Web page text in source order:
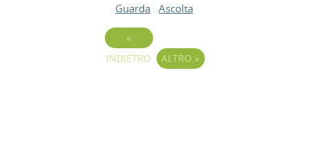
Guarda Ascolta
«
INDIETRO
ALTRO »